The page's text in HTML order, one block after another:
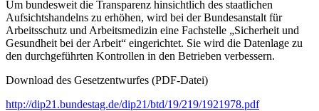
Um bundesweit die Transparenz hinsichtlich des staatlichen
Aufsichtshandelns zu erhöhen, wird bei der Bundesanstalt für
Arbeitsschutz und Arbeitsmedizin eine Fachstelle „Sicherheit und
Gesundheit bei der Arbeit“ eingerichtet. Sie wird die Datenlage zu
den durchgeführten Kontrollen in den Betrieben verbessern.
Download des Gesetzentwurfes (PDF-Datei)
http://dip21.bundestag.de/dip21/btd/19/219/1921978.pdf